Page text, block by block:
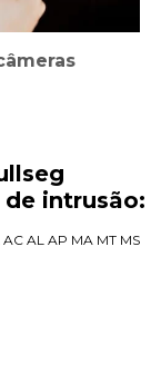
intrusão:
AC AL AP MA MT MS